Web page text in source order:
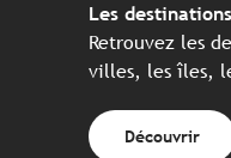
Les destinations
Retrouvez les
villes, les îles,
Découvrir